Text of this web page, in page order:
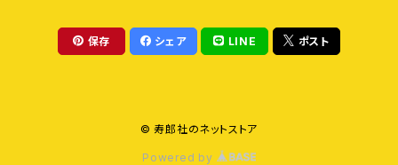
農業・食
保存 シェア LINE ポスト
© 寿郎社のネットストア
Powered by